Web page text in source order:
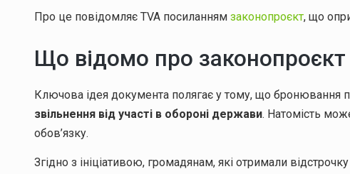
Про це повідомляє TVA посиланням законопроєкт, що
Що відомо про законопроєкт
Ключова ідея документа полягає у тому, що бронювання
звільнення від участі в обороні держави. Натомість
обов’язку.
Згідно з ініціативою, громадянам, які отримали